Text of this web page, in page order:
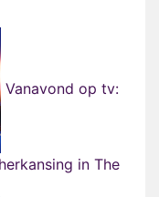
Vanavond op tv:
in The